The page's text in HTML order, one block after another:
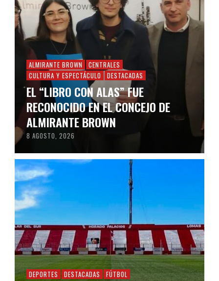
ALMIRANTE BROWN
CENTRALES
CULTURA Y ESPECTÁCULO
DESTACADAS
EL “LIBRO CON ALAS” FUE
RECONOCIDO EN EL CONCEJO DE
ALMIRANTE BROWN
8 AGOSTO, 2026
DEPORTES DESTACADAS FÚTBOL